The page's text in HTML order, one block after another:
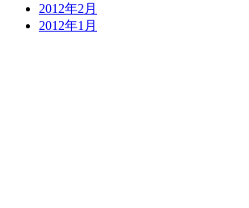
2012年2月
2012年1月